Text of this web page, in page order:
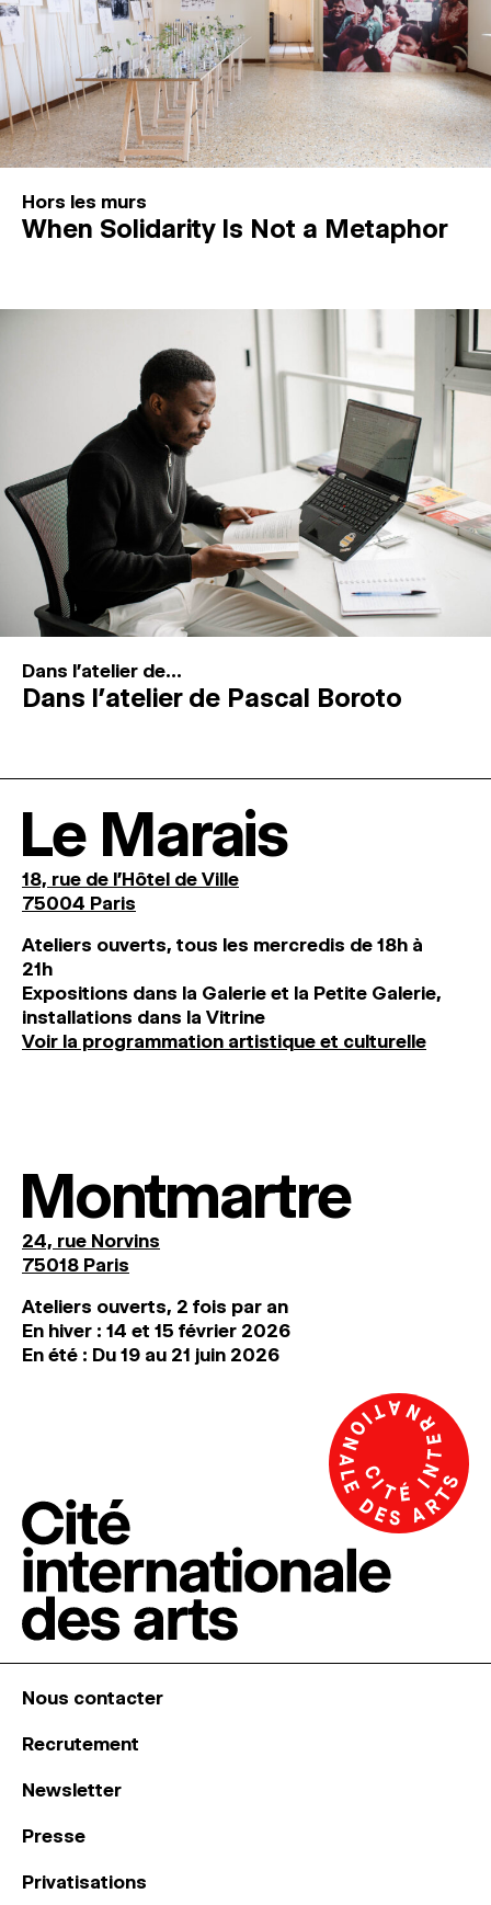
Hors les murs
When Solidarity Is Not a Metaphor
Dans l'atelier de...
Dans l’atelier de Pascal Boroto
Le Marais
18, rue de l'Hôtel de Ville
75004 Paris
Ateliers ouverts, tous les mercredis de 18h à
21h
Expositions dans la Galerie et la Petite Galerie,
installations dans la Vitrine
Voir la programmation artistique et culturelle
Montmartre
24, rue Norvins
75018 Paris
Ateliers ouverts, 2 fois par an
En hiver : 14 et 15 février 2026
En été : Du 19 au 21 juin 2026
Nous contacter
Recrutement
Newsletter
Presse
Privatisations